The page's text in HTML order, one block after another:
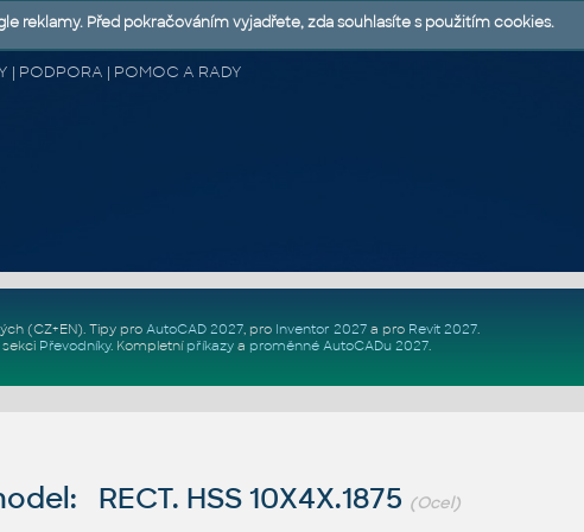
| PODPORA | POMOC A RADY
(CZ+EN). Tipy pro AutoCAD 2027, pro Inventor 2027a pro Revit 2027.
Převodníky. Kompletní příkazya proměnné AutoCADu 2027.
RECT. HSS 10X4X.1875 (Ocel)
reklamy. Před pokračováním vyjadřete, zda souhlasíte s použitím cookies.